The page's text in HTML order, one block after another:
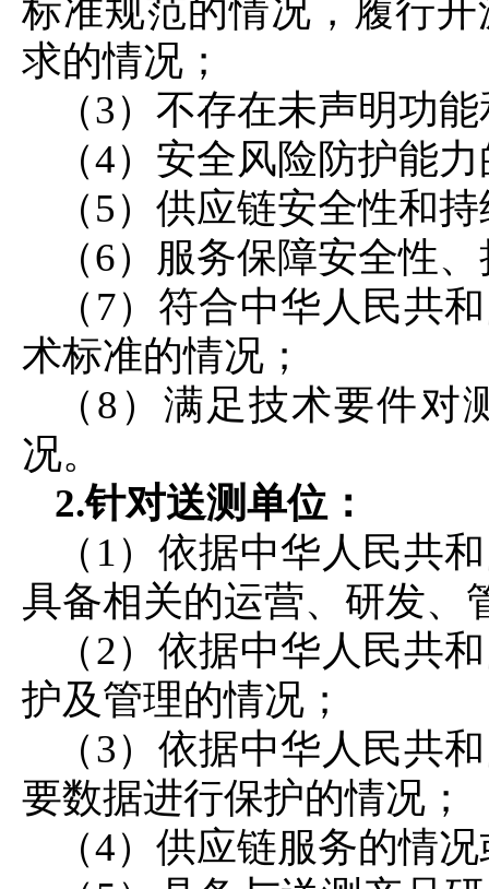
标准规范的情况，履行
求的情况；
（3）不存在未声明功
（4）安全风险防护能
（5）供应链安全性和
（6）服务保障安全性
（7）符合中华人民共
术标准的情况；
（8）满足技术要件
况。
2.针对送测单位：
（1）依据中华人民共
具备相关的运营、研发、
（2）依据中华人民共
护及管理的情况；
（3）依据中华人民共
要数据进行保护的情况；
（4）供应链服务的情